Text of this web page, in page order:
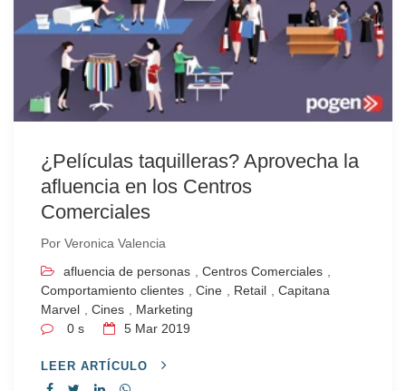
¿Películas taquilleras? Aprovecha la
afluencia en los Centros
Comerciales
Por Veronica Valencia
afluencia de personas
Centros Comerciales
Comportamiento clientes
Cine Retail
Capitana
Marvel
Cines
Marketing
0 s
5 Mar 2019
LEER ARTÍCULO